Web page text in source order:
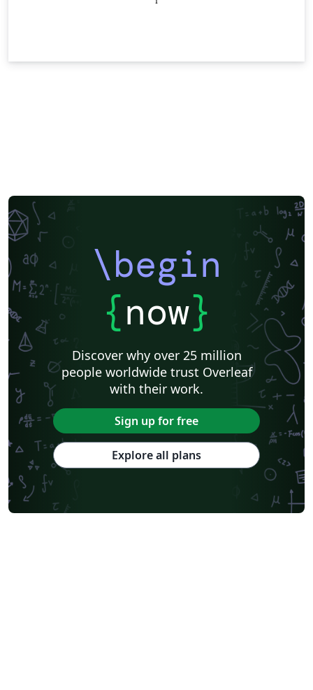
\begin
{now}
Discover why over 25 million
people worldwide trust Overleaf
with their work.
Sign up for free
Explore all plans